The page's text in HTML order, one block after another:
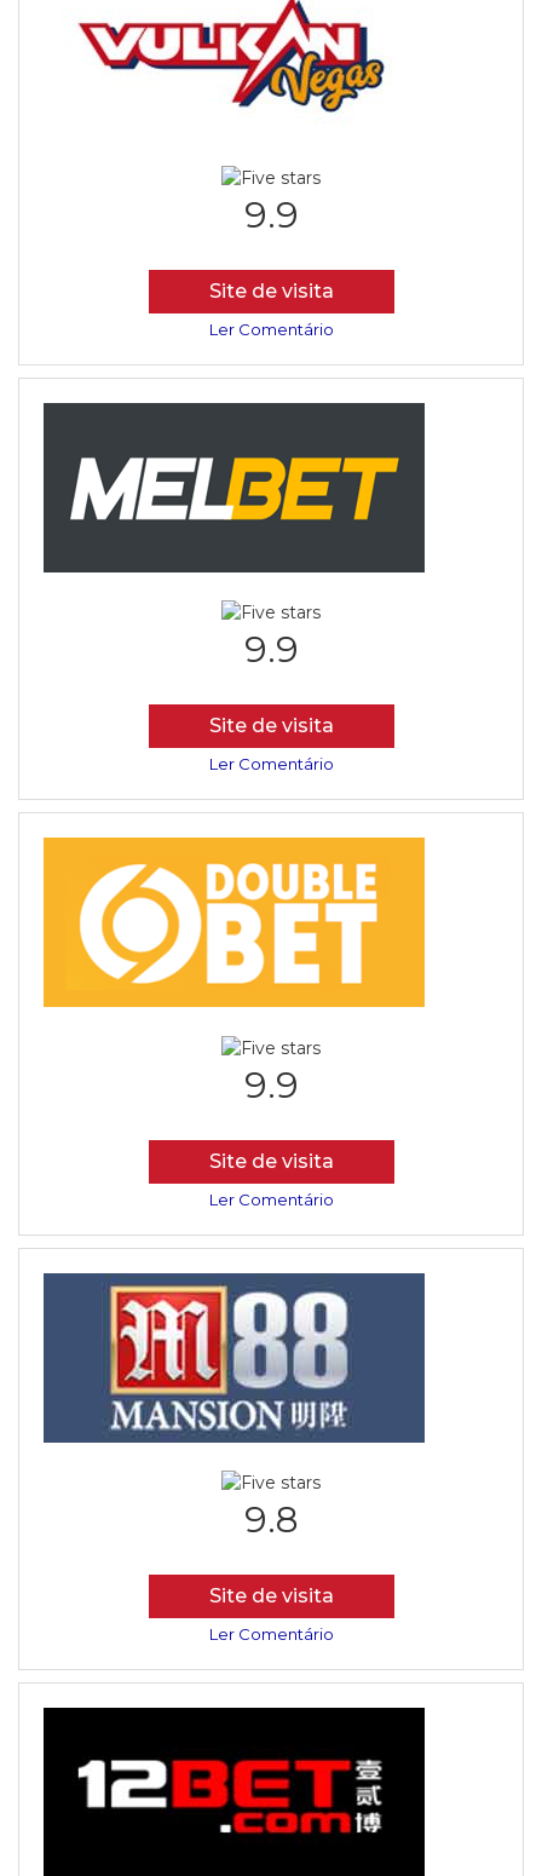
9.9
Site de visita
Ler Comentário
9.9
Site de visita
Ler Comentário
9.9
Site de visita
Ler Comentário
9.8
Site de visita
Ler Comentário